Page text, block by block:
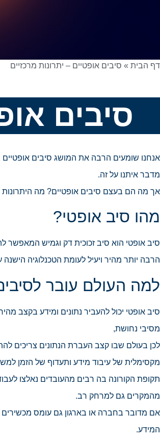
דף הבית » סיבים אופטיים – יתרונות מרכזיים
סיבים
אנחנו שומעים הרבה את המושג סיבים
מדבר איתנו על זה.
אך מה הם בעצם סיבים אופטיים? מה
מהו סיב אופטי?
סיב אופטי הוא סיב זכוכית דק וגמיש המאפשר
הרבה יותר מהיר ויעיל לעומת הטכנלוגיה
למה העולם עובר
מסיבי נחושת,
לכן בעולם שבו קצב העברת הנתונים צריכים
מקסימלית של עיבוד מידע ותעדוף של הזמן
תקופת הקורונה בה רבים מהעובדים נאלצו
מהמקרים גם למרחק רב.
אם מדובר בחברה או בארגון גם עומס מכשירים
המידע.